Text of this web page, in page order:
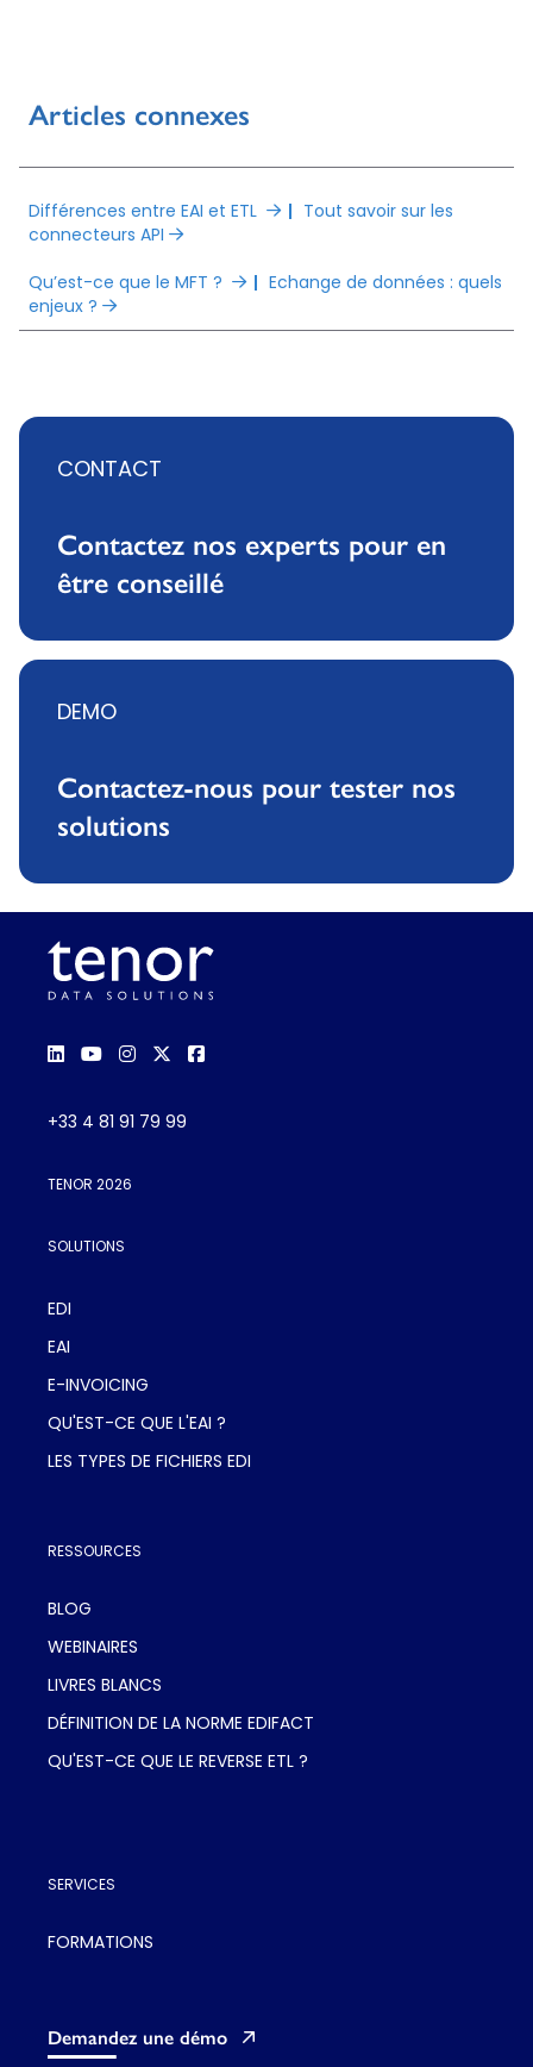
Articles connexes
Différences entre EAI et ETL | Tout savoir sur les
connecteurs API
Qu’est-ce que le MFT ? | Echange de données : quels
enjeux ?
CONTACT
Contactez nos experts pour en
être conseillé
DEMO
Contactez-nous pour tester nos
solutions
+33 4 81 91 79 99
TENOR 2026
SOLUTIONS
EDI
EAI
E-INVOICING
QU'EST-CE QUE L'EAI ?
LES TYPES DE FICHIERS EDI
RESSOURCES
BLOG
WEBINAIRES
LIVRES BLANCS
DÉFINITION DE LA NORME EDIFACT
QU'EST-CE QUE LE REVERSE ETL ?
SERVICES
FORMATIONS
Demandez une démo